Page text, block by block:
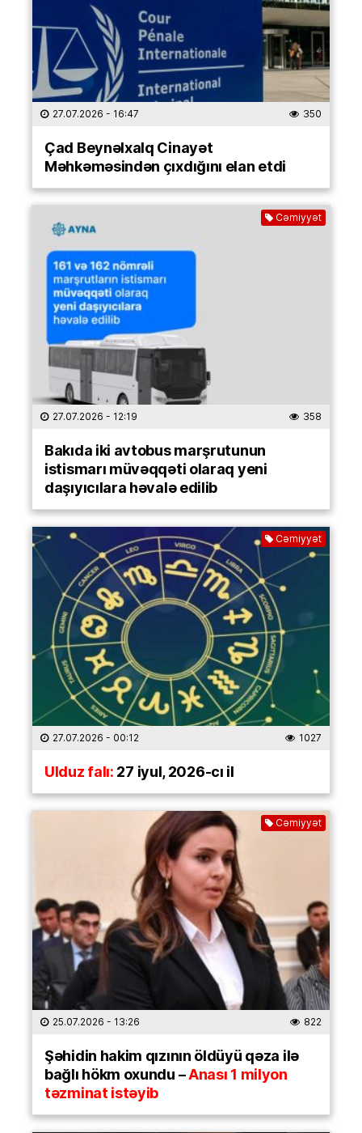
27.07.2026 - 16:47 350
Çad Beynəlxalq Cinayət
Məhkəməsindən çıxdığını elan etdi
Cəmiyyət
27.07.2026 - 12:19 358
Bakıda iki avtobus marşrutunun
istismarı müvəqqəti olaraq yeni
daşıyıcılara həvalə edilib
Cəmiyyət
27.07.2026 - 00:12 1027
Ulduz falı:27 iyul, 2026-cı il
Cəmiyyət
25.07.2026 - 13:26 822
Şəhidin hakim qızının öldüyü qəza ilə
bağlı hökm oxundu –Anası 1 milyon
təzminat istəyib